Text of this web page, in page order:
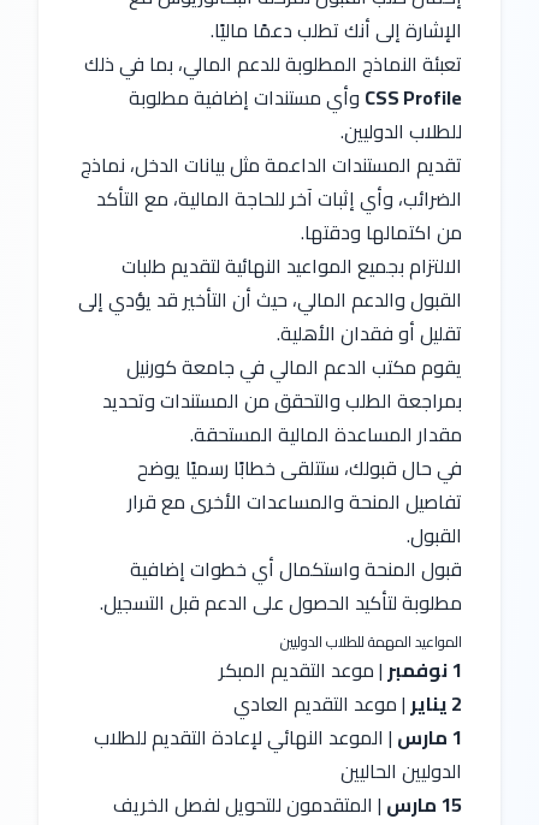
الإشارة إلى أنك تطلب دعمًا ماليًا.
تعبئة النماذج المطلوبة للدعم المالي، بما في ذلك
CSS Profile
للطلاب الدوليين.
من اكتمالها ودقتها.
تقليل أو فقدان الأهلية.
مقدار المساعدة المالية المستحقة.
تفاصيل المنحة والمساعدات الأخرى مع قرار
القبول.
مطلوبة لتأكيد الحصول على الدعم قبل التسجيل.
المواعيد المهمة للطلاب الدوليين
1 نوفمبر
| موعد التقديم المبكر
2 يناير
| موعد التقديم العادي
1 مارس
الدوليين الحاليين
15 مارس
| المتقدمون للتحويل لفصل الخريف